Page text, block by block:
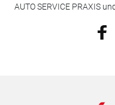
AUTO SERVICE PRAXIS